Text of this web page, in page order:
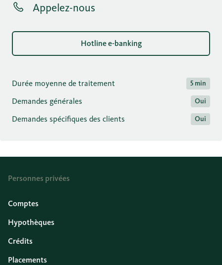
Appelez-nous
Hotline e-banking
Durée moyenne de traitement 5 min
Demandes générales Oui
Demandes spécifiques des clients Oui
Personnes privées
Comptes
Hypothèques
Crédits
Placements